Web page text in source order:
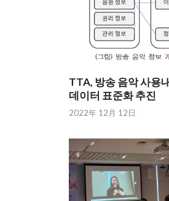
TTA, 방송 음악 사용
데이터 표준화 추진
2022年 12月 12日